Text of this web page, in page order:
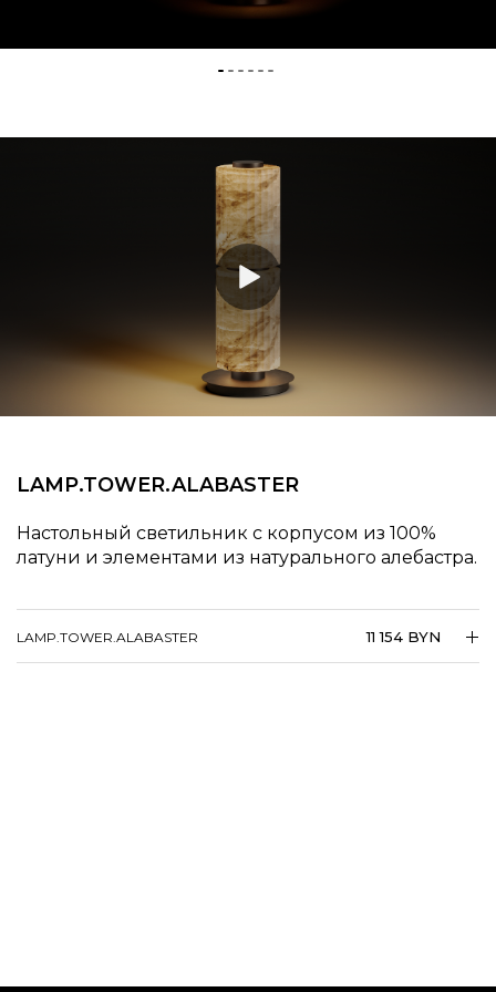
LAMP.​TOWER.​ALABASTER
Настольный светильник с корпусом из 100%
латуни и элементами из натурального алебастра.
LAMP.​TOWER.​ALABASTER 11 154 BYN